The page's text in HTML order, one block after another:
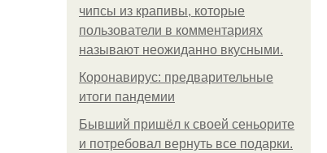
чипсы из крапивы, которые
пользователи в комментариях
называют неожиданно вкусными.
Коронавирус: предварительные
итоги пандемии
Бывший пришёл к своей сеньорите
и потребовал вернуть все подарки.